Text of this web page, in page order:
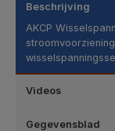
Beschrijving
AKCP
Videos
Gegevensblad